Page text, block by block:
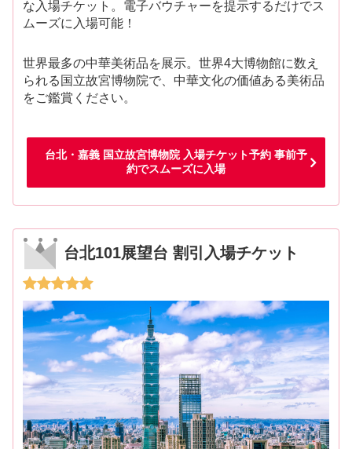
な入場チケット。電子バウチャーを提示するだけでス
ムーズに入場可能！
世界最多の中華美術品を展示。世界4大博物館に数え
られる国立故宮博物院で、中華文化の価値ある美術品
をご鑑賞ください。
台北・嘉義 国立故宮博物院 入場チケット予約 事前予
約でスムーズに入場
台北101展望台 割引入場チケット